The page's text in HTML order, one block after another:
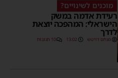
מוכנים לשינויים?
רעידת אדמה במשק
הישראלי: המהפכה יוצאת
לדרך
מנחם דויטש 13:02 10 תגובות